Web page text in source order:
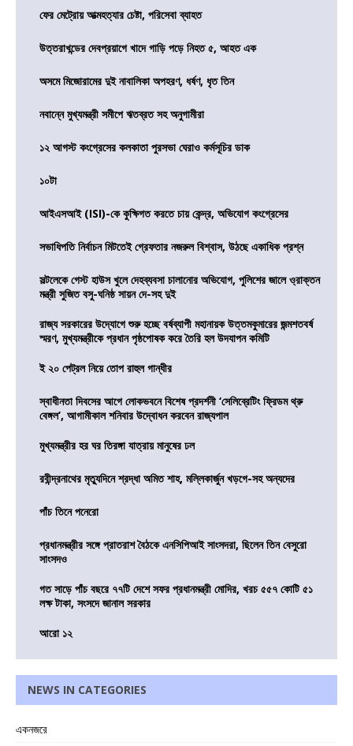
ফের মেট্রোয় আত্মহত্যার চেষ্টা, পরিসেবা ব্যাহত
উত্তরাখন্ডের দেবপ্রয়াগে খাদে গাড়ি পড়ে নিহত ৫, আহত এক
অসমে মিজোরামের দুই নাবালিকা অপহরণ, ধর্ষণ, ধৃত তিন
নবান্নে মুখ্যমন্ত্রী সমীপে ঋতব্রত সহ অনুগামীরা
১২ আগস্ট কংগ্রেসের কলকাতা পুরসভা ঘেরাও কর্মসূচির ডাক
১০টা
আইএসআই (ISI)-কে কুক্ষিগত করতে চায় কেন্দ্র, অভিযোগ কংগ্রেসের
সভাধিপতি নির্বাচন মিটতেই গ্রেফতার নজরুল বিশ্বাস, উঠছে একাধিক প্রশ্ন
সল্টলেকে গেস্ট হাউস খুলে দেহব্যবসা চালানোর অভিযোগ, পুলিশের জালে ও্রাক্তন
মন্ত্রী সুজিত বসু-ঘনিষ্ঠ সায়ন দে-সহ দুই
রাজ্য সরকারের উদ্যোগে শুরু হচ্ছে বর্ষব্যাপী মহানায়ক উত্তমকুমারের জন্মশতবর্ষ
স্মরণ, মুখ্যমন্ত্রীকে প্রধান পৃষ্ঠপোষক করে তৈরি হল উদযাপন কমিটি
ই ২০ পেট্রল নিয়ে তোপ রাহুল গান্ধীর
স্বাধীনতা দিবসের আগে লোকভবনে বিশেষ প্রদর্শনী ‘সেলিব্রেটিং ফ্রিডম থ্রু
বেঙ্গল’, আগামীকাল শনিবার উদ্বোধন করবেন রাজ্যপাল
মুখ্যমন্ত্রীর হর ঘর তিরঙ্গা যাত্রায় মানুষের ঢল
রবীন্দ্রনাথের মৃত্যুদিনে শ্রদ্ধা অমিত শাহ, মল্লিকার্জুন খড়গে-সহ অন্যদের
পাঁচ তিনে পনেরো
প্রধানমন্ত্রীর সঙ্গে প্রাতরাশ বৈঠকে এনসিপিআই সাংসদরা, ছিলেন তিন বেসুরো
সাংসদও
গত সাড়ে পাঁচ বছরে ৭৭টি দেশে সফর প্রধানমন্ত্রী মোদির, খরচ ৫৫৭ কোটি ৫১
লক্ষ টাকা, সংসদে জানাল সরকার
আরো ১২
NEWS IN CATEGORIES
একনজরে